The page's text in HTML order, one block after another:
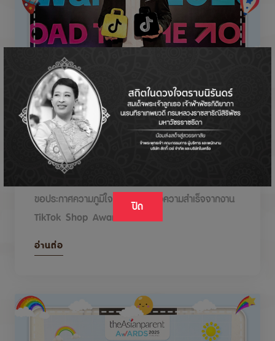
ปิด
DODOLOVE รับรางวัลในงาน TikTok Shop
Awards 2026
ขอประกาศความภูมิใจกับรางวัลแห่งความสำเร็จจากงาน
TikTok Shop Awards 2026
อ่านต่อ